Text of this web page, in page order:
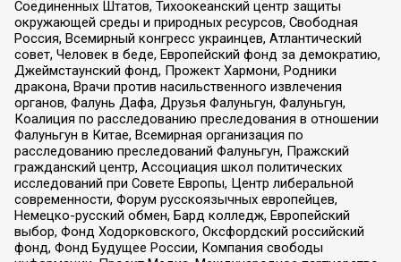
Соединенных Штатов, Тихоокеанский центр защиты
окружающей среды и природных ресурсов, Свободная
Россия, Всемирный конгресс украинцев, Атлантический
совет, Человек в беде, Европейский фонд за демократию,
Джеймстаунский фонд, Прожект Хармони, Родники
дракона, Врачи против насильственного извлечения
органов, Фалунь Дафа, Друзья Фалуньгун, Фалуньгун,
Коалиция по расследованию преследования в отношении
Фалуньгун в Китае, Всемирная организация по
расследованию преследований Фалуньгун, Пражский
гражданский центр, Ассоциация школ политических
исследований при Совете Европы, Центр либеральной
современности, Форум русскоязычных европейцев,
Немецко-русский обмен, Бард колледж, Европейский
выбор, Фонд Ходорковского, Оксфордский российский
фонд, Фонд Будущее России, Компания свободы